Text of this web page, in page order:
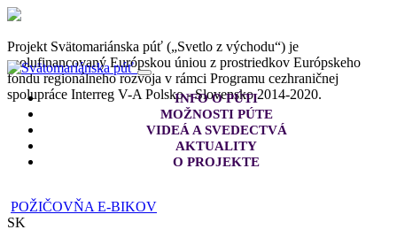
Projekt Svätomariánska púť („Svetlo z východu“) je
spolufinancovaný Európskou úniou z prostriedkov Európskeho
fondu regionálneho rozvoja v rámci Programu cezhraničnej
spolupráce Interreg V-A Polsko - Slovensko 2014-2020.
INFO O PÚTI
MOŽNOSTI PÚTE
VIDEÁ A SVEDECTVÁ
AKTUALITY
O PROJEKTE
POŽIČOVŇA E-BIKOV
SK